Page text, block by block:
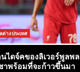
ต่างประเทศ
ไดจ์คของลิเวอร์พูลพ
าพร้อมที่จะก้าวขึ้นมา